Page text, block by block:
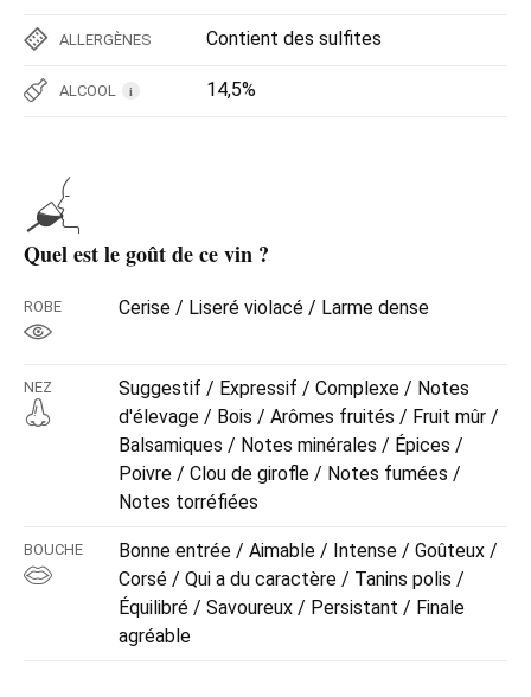
ALLERGÈNES Contient des sulfites
ALCOOL i 14,5%
Quel est le goût de ce vin ?
ROBE Cerise / Liseré violacé / Larme dense
NEZ
Suggestif / Expressif / Complexe / Notes
d'élevage / Bois / Arômes fruités / Fruit mûr /
Balsamiques / Notes minérales / Épices /
Poivre / Clou de girofle / Notes fumées /
Notes torréfiées
BOUCHE
Bonne entrée / Aimable / Intense / Goûteux /
Corsé / Qui a du caractère / Tanins polis /
Équilibré / Savoureux / Persistant / Finale
agréable